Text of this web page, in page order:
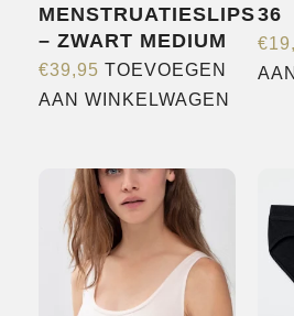
MENSTRUATIESLIPS
– ZWART MEDIUM
€39,95 TOEVOEGEN
AAN WINKELWAGEN
36
€